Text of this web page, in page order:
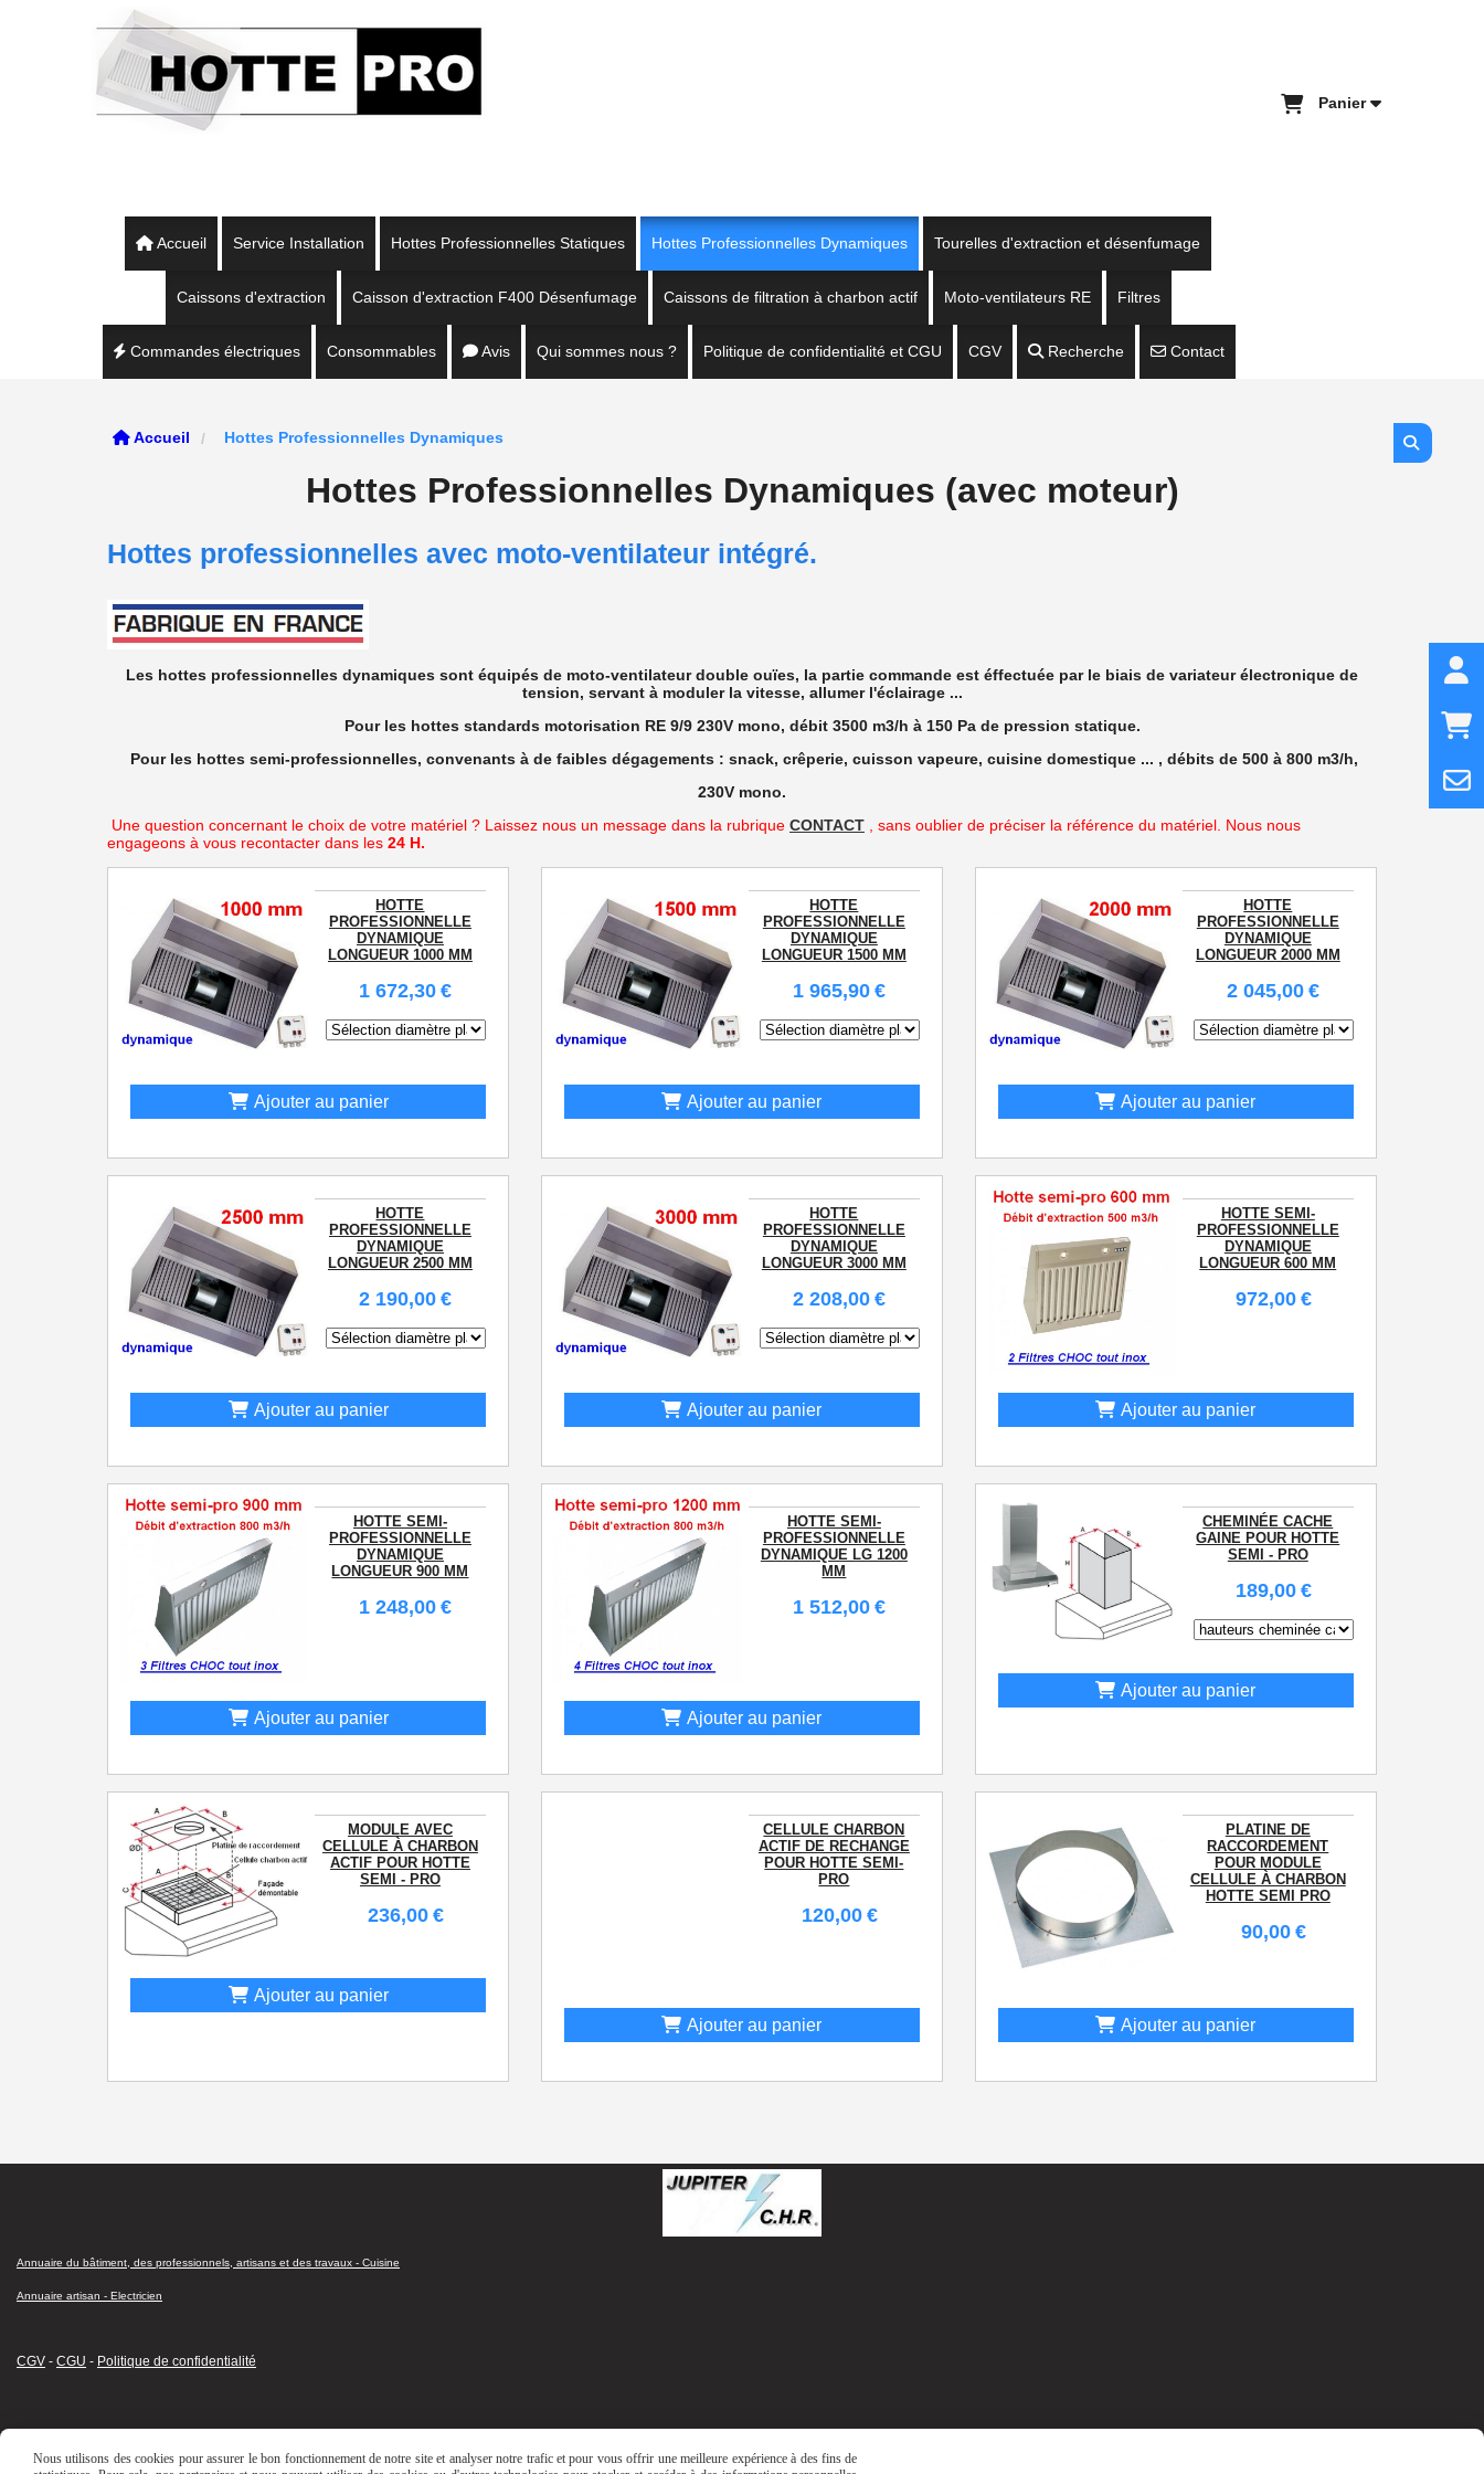
Accueil Service Installation Hottes Professionnelles Statiques Hottes Professionnelles Dynamiques Tourelles d'extraction et désenfumage
Caissons d'extraction Caisson d'extraction F400 Désenfumage Caissons de filtration à charbon actif Moto-ventilateurs RE Filtres
Commandes électriques Consommables Avis Qui sommes nous ? Politique de confidentialité et CGU CGV Recherche Contact
Panier
Accueil Hottes Professionnelles Dynamiques
Hottes Professionnelles Dynamiques (avec moteur)
Hottes professionnelles avec moto-ventilateur intégré.
Les hottes professionnelles dynamiques sont équipés de moto-ventilateur double ouïes, la partie commande est éffectuée par le biais de variateur électronique de
tension, servant à moduler la vitesse, allumer l'éclairage ...
Pour les hottes standards motorisation RE 9/9 230V mono, débit 3500 m3/h à 150 Pa de pression statique.
Pour les hottes semi-professionnelles, convenants à de faibles dégagements : snack, crêperie, cuisson vapeure, cuisine domestique ... , débits de 500 à 800 m3/h,
230V mono.
Une question concernant le choix de votre matériel ? Laissez nous un message dans la rubrique CONTACT , sans oublier de préciser la référence du matériel. Nous nous
engageons à vous recontacter dans les 24 H.
HOTTE
PROFESSIONNELLE
DYNAMIQUE
LONGUEUR 1000 MM
1 672,30 €
Ajouter au panier
HOTTE
PROFESSIONNELLE
DYNAMIQUE
LONGUEUR 1500 MM
1 965,90 €
Ajouter au panier
HOTTE
PROFESSIONNELLE
DYNAMIQUE
LONGUEUR 2000 MM
2 045,00 €
Ajouter au panier
HOTTE
PROFESSIONNELLE
DYNAMIQUE
LONGUEUR 2500 MM
2 190,00 €
Ajouter au panier
HOTTE
PROFESSIONNELLE
DYNAMIQUE
LONGUEUR 3000 MM
2 208,00 €
Ajouter au panier
HOTTE SEMI-
PROFESSIONNELLE
DYNAMIQUE
LONGUEUR 600 MM
972,00€
Ajouter au panier
HOTTE SEMI-
PROFESSIONNELLE
DYNAMIQUE
LONGUEUR 900 MM
1 248,00 €
Ajouter au panier
HOTTE SEMI-
PROFESSIONNELLE
DYNAMIQUE LG 1200
MM
1 512,00 €
Ajouter au panier
CHEMINÉE CACHE
GAINE POUR HOTTE
SEMI - PRO
189,00€
Ajouter au panier
MODULE AVEC
CELLULE À CHARBON
ACTIF POUR HOTTE
SEMI - PRO
236,00€
Ajouter au panier
CELLULE CHARBON
ACTIF DE RECHANGE
POUR HOTTE SEMI-
PRO
120,00€
Ajouter au panier
PLATINE DE
RACCORDEMENT
POUR MODULE
CELLULE À CHARBON
HOTTE SEMI PRO
90,00€
Ajouter au panier
Annuaire du bâtiment, des professionnels, artisans et des travaux - Cuisine
Annuaire artisan - Electricien
CGV - CGU - Politique de confidentialité
Panneau de gestion des cookies
Nous utilisons des cookies pour assurer le bon fonctionnement de notre site et analyser notre trafic et pour vous offrir une meilleure expérience à des fins de